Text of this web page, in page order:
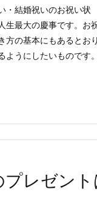
・結婚祝いのお祝い状
生最大の慶事です。お
方の基本にもあるとお
ようにしたいものです
レゼン